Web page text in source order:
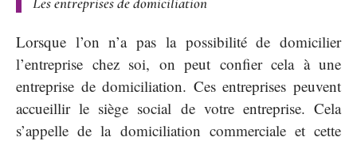
Lorsque l’on n’a pas la possibilité de domicilier
l’entreprise chez soi, on peut confier cela à une
entreprise de domiciliation. Ces entreprises peuvent
accueillir le siège social de votre entreprise. Cela
s’appelle de la domiciliation commerciale et cette